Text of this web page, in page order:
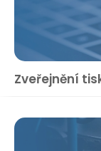
Zveřejnění